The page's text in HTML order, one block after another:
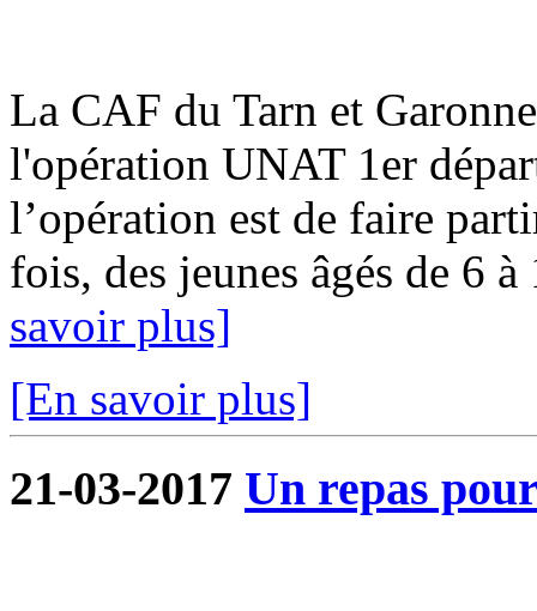
La CAF du Tarn et
l'opération UNAT 1er
l’opération est de faire
fois, des jeunes âgés de 6
savoir plus]
[En savoir plus]
21-03-2017 Un repas